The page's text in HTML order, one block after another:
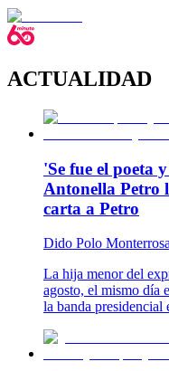
ACTUALIDAD
'Se fue el poeta
Antonella Petro
carta a Petro
Dido Polo Monterrosa
La hija menor del
agosto, el mismo día
la banda presidencial